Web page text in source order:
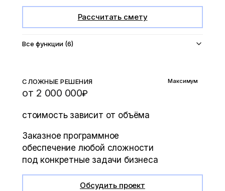
Рассчитать смету
Все функции (6)
Максимум
СЛОЖНЫЕ РЕШЕНИЯ
от 2 000 000₽
стоимость зависит от объёма
Заказное программное
обеспечение любой сложности
под конкретные задачи бизнеса
Обсудить проект